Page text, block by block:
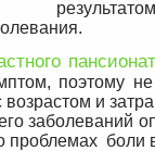
поэтому
возрастом и
заболеваний
боли в